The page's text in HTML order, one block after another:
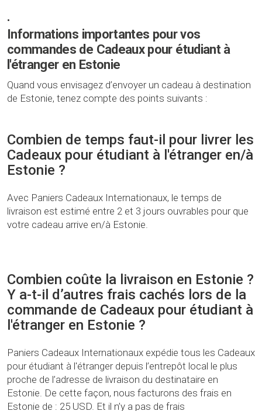
•
Informations importantes pour vos
commandes de Cadeaux pour étudiant à
l'étranger en Estonie
Quand vous envisagez d’envoyer un cadeau à destination
de Estonie, tenez compte des points suivants :
Combien de temps faut-il pour livrer les
Cadeaux pour étudiant à l'étranger en/à
Estonie ?
Avec Paniers Cadeaux Internationaux, le temps de
livraison est estimé entre 2 et 3 jours ouvrables pour que
votre cadeau arrive en/à Estonie.
Combien coûte la livraison en Estonie ?
Y a-t-il d’autres frais cachés lors de la
commande de Cadeaux pour étudiant à
l'étranger en Estonie ?
Paniers Cadeaux Internationaux expédie tous les Cadeaux
pour étudiant à l'étranger depuis l’entrepôt local le plus
proche de l’adresse de livraison du destinataire en
Estonie. De cette façon, nous facturons des frais en
Estonie de : 25 USD. Et il n’y a pas de frais